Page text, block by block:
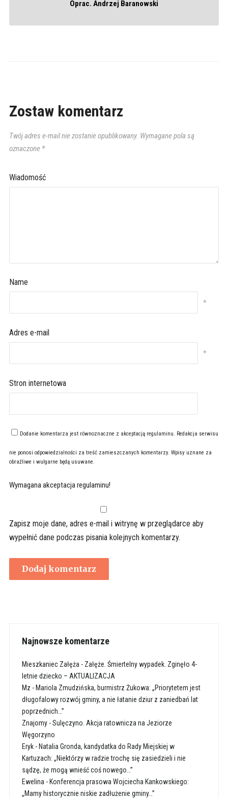
Oprac. Andrzej Baranowski
Zostaw komentarz
Twój adres e-mail nie zostanie opublikowany. Wymagane pola są
oznaczone *
Wiadomość
Name
*
Adres e-mail
*
Stron internetowa
Dodanie komentarza jest równoznaczne z akceptacją regulaminu . Redakcja serwisu
nie ponosi odpowiedzialności za treść zamieszczanych komentarzy. Wpisy uznane za
obraźliwe i wulgarne będą usuwane.
Wymagana akceptacja regulaminu!
Zapisz moje dane, adres e-mail i witrynę w przeglądarce aby
wypełnić dane podczas pisania kolejnych komentarzy.
Najnowsze komentarze
Mieszkaniec Załęża - Załęże. Śmiertelny wypadek. Zginęło 4-
letnie dziecko – AKTUALIZACJA
Mz -Mariola Zmudzińska, burmistrz Żukowa: „Priorytetem jest
długofalowy rozwój gminy, a nie łatanie dziur z zaniedbań lat
poprzednich…”
Znajomy-Sulęczyno. Akcja ratownicza na Jeziorze
Węgorzyno
Eryk-Natalia Gronda, kandydatka do Rady Miejskiej w
Kartuzach: „Niektórzy w radzie trochę się zasiedzieli i nie
sądzę, że mogą wnieść coś nowego…”
Ewelina -Konferencja prasowa Wojciecha Kankowskiego:
„Mamy historycznie niskie zadłużenie gminy…”